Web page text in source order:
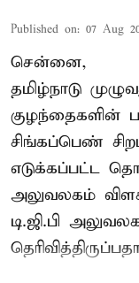
Published on: 07 Aug
சென்னை,
தமிழ்நாடு
குழந்தைகளின்
சிங்கப்பெண்
எடுக்கப்பட்ட
அலுவலகம்
டி.ஜி.பி